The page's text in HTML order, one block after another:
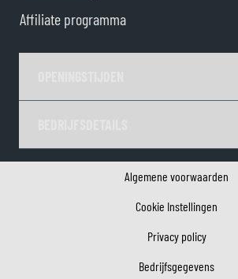
Affiliate programma
Algemene voorwaarden
Cookie Instellingen
Privacy policy
Bedrijfsgegevens